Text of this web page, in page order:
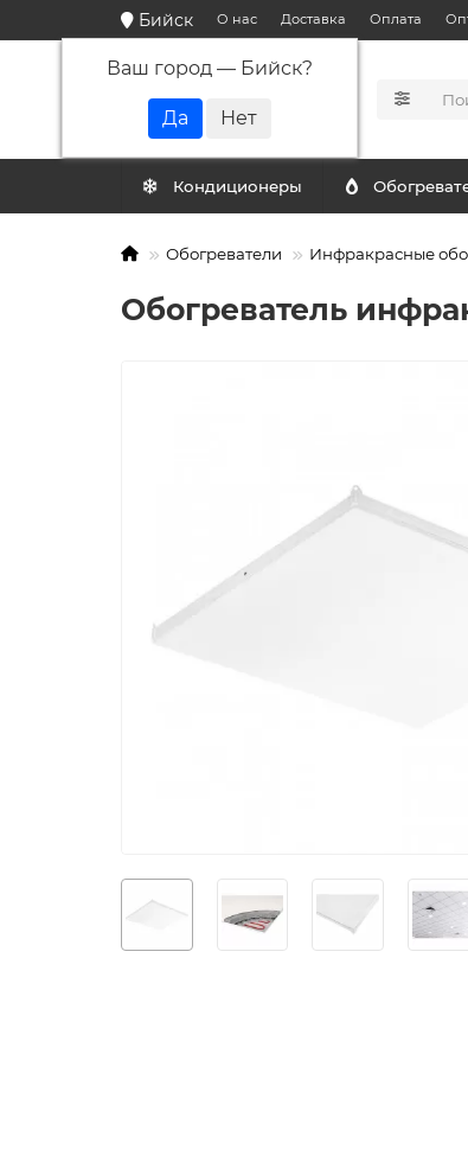
Бийск
Ваш город — Бийск?
О нас Доставка Оплата
Кондиционеры
Обогреватели Инфракрасные
Обогреватель